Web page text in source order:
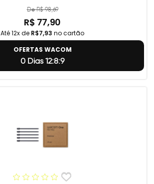
De R$ 98,69
R$ 77,90
Até 12x de R$7,93 no cartão
OFERTAS WACOM
0 Dias 12:8:8